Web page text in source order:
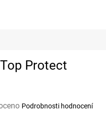
Protect
Podrobnosti hodnocení